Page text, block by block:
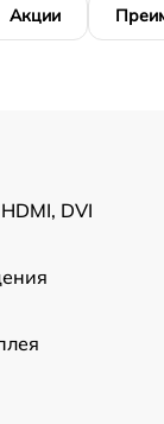
Акции
DVI